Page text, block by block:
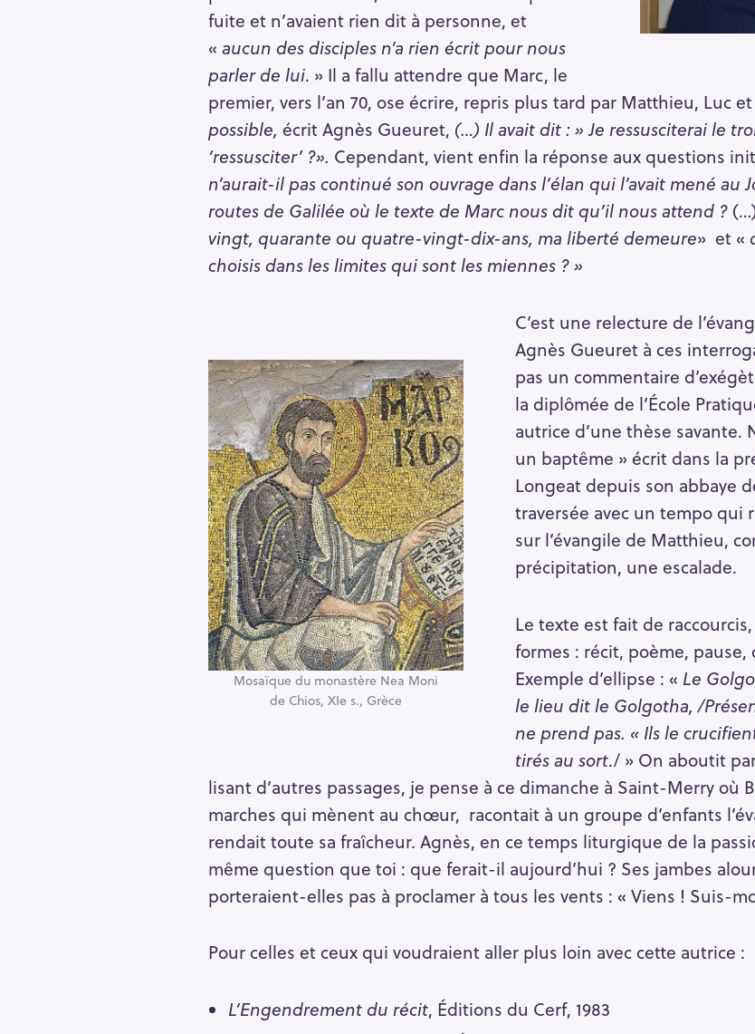
fuite et n’avaient rien dit à personne, et
« aucun des disciples n’a rien écrit pour nous
parler de lui. » Il a fallu attendre que Marc, le
premier, vers l’an 70, ose écrire, repris plus tard par Matthieu, Luc et
possible, écrit Agnès Gueuret, (…) Il avait dit : » Je ressusciterai le
‘ressusciter’ ?». Cependant, vient enfin la réponse aux questions
n’aurait-il pas continué son ouvrage dans l’élan qui l’avait mené au
routes de Galilée où le texte de Marc nous dit qu’il nous attend ?
vingt, quarante ou quatre-vingt-dix-ans, ma liberté demeure» et «
choisis dans les limites qui sont les miennes ? »
Mosaïque du monastère Nea Moni
de Chios, XIe s., Grèce
C’est une relecture de
Agnès Gueuret à ces
pas un commentaire
la diplômée de l’École
autrice d’une thèse savante.
un baptême » écrit dans la
Longeat depuis son abbaye
traversée avec un tempo qui
sur l’évangile de Matthieu,
précipitation, une escalade.
Le texte est fait de
formes : récit, poème,
Exemple d’ellipse : « Le
le lieu dit le Golgotha, /
ne prend pas. « Ils le
tirés au sort./ » On aboutit
lisant d’autres passages, je pense à ce dimanche à Saint-Merry où
marches qui mènent au chœur, racontait à un groupe d’enfants
rendait toute sa fraîcheur. Agnès, en ce temps liturgique de la
même question que toi : que ferait-il aujourd’hui ? Ses jambes
porteraient-elles pas à proclamer à tous les vents : « Viens ! Suis-
Pour celles et ceux qui voudraient aller plus loin avec cette autrice :
L’Engendrement du récit, Éditions du Cerf, 1983